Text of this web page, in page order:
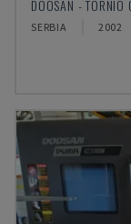
DOOSAN - TORNIO
SERBIA 2002